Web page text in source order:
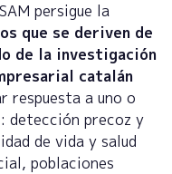
persigue la
que se deriven de
de la investigación
catalán
respuesta a uno o
: detección precoz y
de vida y salud
poblaciones